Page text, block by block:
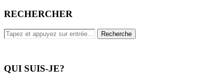
RECHERCHER
QUI SUIS-JE?